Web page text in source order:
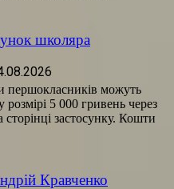
школяра
першокласників можуть
5 000 гривень через
застосунку. Кошти
Кравченко